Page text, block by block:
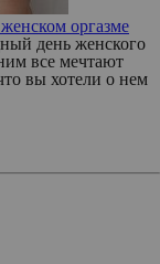
оргазме
день женского
все мечтают
вы хотели о нем